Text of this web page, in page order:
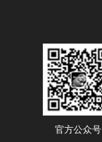
官方公众号